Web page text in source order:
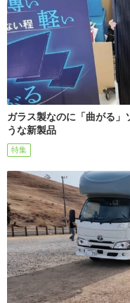
ガラス製なのに「曲がる
うな新製品
特集